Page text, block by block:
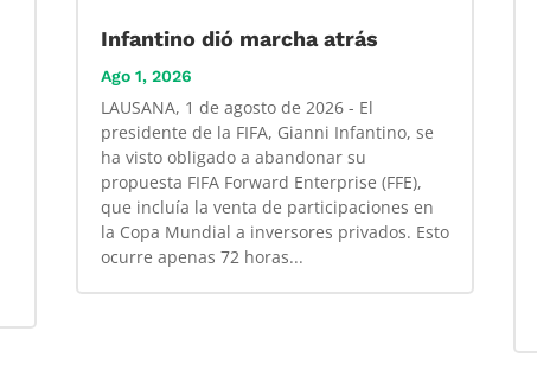
Infantino dió marcha atrás
Ago 1, 2026
LAUSANA, 1 de agosto de 2026 - El
presidente de la FIFA, Gianni Infantino, se
ha visto obligado a abandonar su
propuesta FIFA Forward Enterprise (FFE),
que incluía la venta de participaciones en
la Copa Mundial a inversores privados. Esto
ocurre apenas 72 horas...